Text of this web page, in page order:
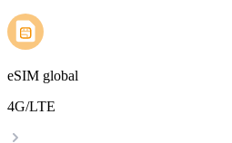
eSIM global
4G/LTE